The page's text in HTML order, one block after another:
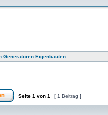
Generatoren Eigenbauten
Seite 1 von 1 [ 1 Beitrag ]